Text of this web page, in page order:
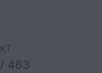
/ 463